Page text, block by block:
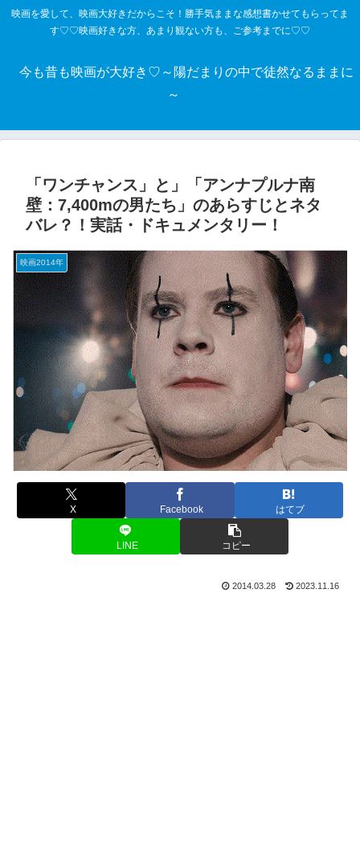
映画を愛して、映画大好きだからこそ！勝手気ままな感想書かせてもらってま
す♡♡映画好きな方、あまり観ない方も、ご参考までに♡♡
今も昔も映画が大好き♡～陽だまりの中で徒然なるままに
～
「ワンチャンス」と」「アンナプルナ南
壁：7,400mの男たち」のあらすじとネタ
バレ？！実話・ドキュメンタリー！
映画2014年
X Facebook はてブ
LINE コピー
2014.03.28 2023.11.16